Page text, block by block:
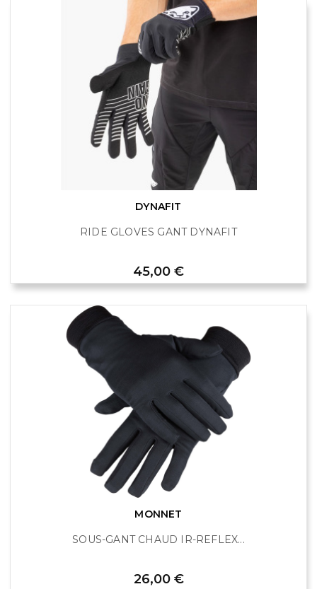
DYNAFIT
RIDE GLOVES GANT DYNAFIT
Prix
45,00 €
MONNET
SOUS-GANT CHAUD IR-REFLEX...
Prix
26,00 €